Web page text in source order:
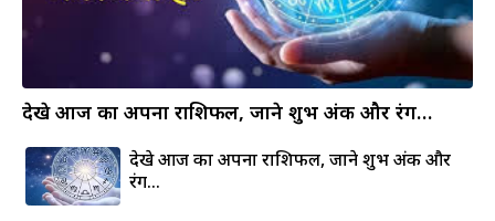
देखे आज का अपना राशिफल, जाने शुभ अंक और रंग…
देखे आज का अपना राशिफल, जाने शुभ अंक और
रंग…